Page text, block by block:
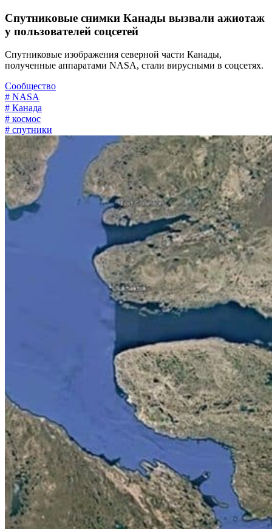
Спутниковые снимки Канады вызвали ажиотаж
у пользователей соцсетей
Спутниковые изображения северной части Канады,
полученные аппаратами NASA, стали вирусными в соцсетях.
Сообщество
# NASA
# Канада
# космос
# спутники